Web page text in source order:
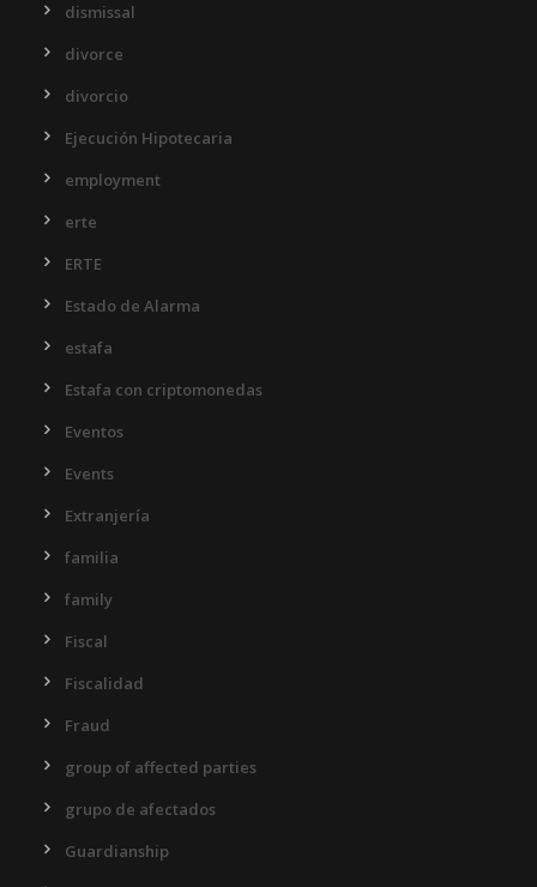
dismissal
divorce
divorcio
Ejecución Hipotecaria
employment
erte
ERTE
Estado de Alarma
estafa
Estafa con criptomonedas
Eventos
Events
Extranjería
familia
family
Fiscal
Fiscalidad
Fraud
group of affected parties
grupo de afectados
Guardianship